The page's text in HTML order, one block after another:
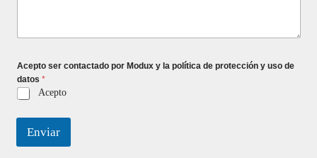
Acepto ser contactado por Modux y la política de protección y uso de
datos *
Acepto
Enviar